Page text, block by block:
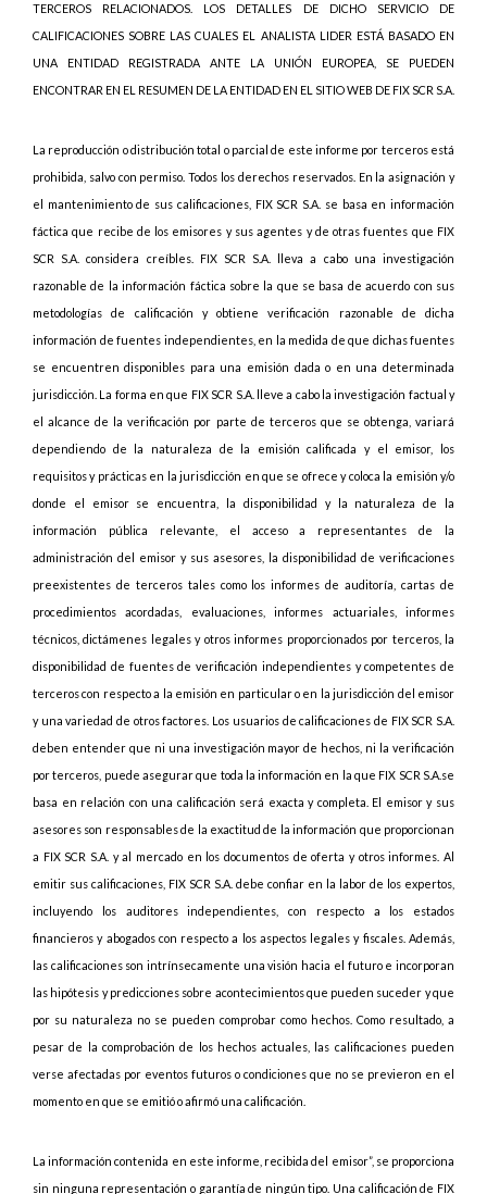
TERCEROS RELACIONADOS. LOS DETALLES DE DICHO SERVICIO DE
CALIFICACIONES SOBRE LAS CUALES EL ANALISTA LIDER ESTÁ BASADO EN
UNA ENTIDAD REGISTRADA ANTE LA UNIÓN EUROPEA, SE PUEDEN
ENCONTRAR EN EL RESUMEN DE LA ENTIDAD EN EL SITIO WEB DE FIX SCR S.A.
La reproducción o distribución total o parcial de este informe por terceros está
prohibida, salvo con permiso. Todos los derechos reservados. En la asignación y
el mantenimiento de sus calificaciones, FIX SCR S.A. se basa en información
fáctica que recibe de los emisores y sus agentes y de otras fuentes que FIX
SCR S.A. considera creíbles. FIX SCR S.A. lleva a cabo una investigación
razonable de la información fáctica sobre la que se basa de acuerdo con sus
metodologías de calificación y obtiene verificación razonable de dicha
información de fuentes independientes, en la medida de que dichas fuentes
se encuentren disponibles para una emisión dada o en una determinada
jurisdicción. La forma en que FIX SCR S.A. lleve a cabo la investigación factual y
el alcance de la verificación por parte de terceros que se obtenga, variará
dependiendo de la naturaleza de la emisión calificada y el emisor, los
requisitos y prácticas en la jurisdicción en que se ofrece y coloca la emisión y/o
donde el emisor se encuentra, la disponibilidad y la naturaleza de la
información pública relevante, el acceso a representantes de la
administración del emisor y sus asesores, la disponibilidad de verificaciones
preexistentes de terceros tales como los informes de auditoría, cartas de
procedimientos acordadas, evaluaciones, informes actuariales, informes
técnicos, dictámenes legales y otros informes proporcionados por terceros, la
disponibilidad de fuentes de verificación independientes y competentes de
terceros con respecto a la emisión en particular o en la jurisdicción del emisor
y una variedad de otros factores. Los usuarios de calificaciones de FIX SCR S.A.
deben entender que ni una investigación mayor de hechos, ni la verificación
por terceros, puede asegurar que toda la información en la que FIX SCR S.A.se
basa en relación con una calificación será exacta y completa. El emisor y sus
asesores son responsables de la exactitud de la información que proporcionan
a FIX SCR S.A. y al mercado en los documentos de oferta y otros informes. Al
emitir sus calificaciones, FIX SCR S.A. debe confiar en la labor de los expertos,
incluyendo los auditores independientes, con respecto a los estados
financieros y abogados con respecto a los aspectos legales y fiscales. Además,
las calificaciones son intrínsecamente una visión hacia el futuro e incorporan
las hipótesis y predicciones sobre acontecimientos que pueden suceder y que
por su naturaleza no se pueden comprobar como hechos. Como resultado, a
pesar de la comprobación de los hechos actuales, las calificaciones pueden
verse afectadas por eventos futuros o condiciones que no se previeron en el
momento en que se emitió o afirmó una calificación.
La información contenida en este informe, recibida del emisor”, se proporciona
sin ninguna representación o garantía de ningún tipo. Una calificación de FIX